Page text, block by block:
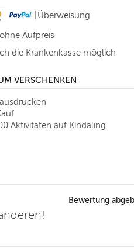
Überweisung
Aufpreis
die Krankenkasse möglich
VERSCHENKEN
Aktivitäten auf Kindaling
Bewertung